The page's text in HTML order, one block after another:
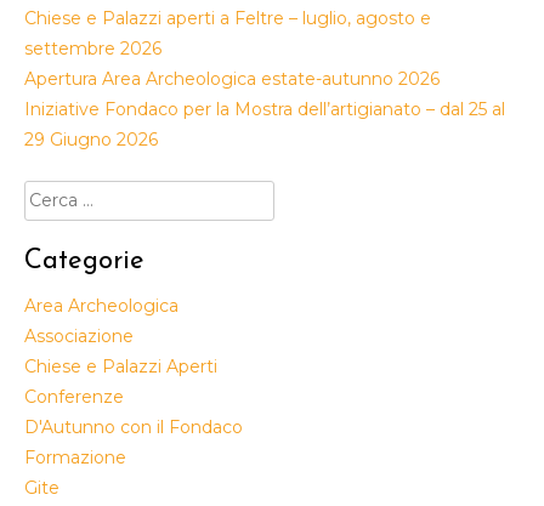
Chiese e Palazzi aperti a Feltre – luglio, agosto e
settembre 2026
Apertura Area Archeologica estate-autunno 2026
Iniziative Fondaco per la Mostra dell’artigianato – dal 25 al
29 Giugno 2026
Ricerca
per:
Categorie
Area Archeologica
Associazione
Chiese e Palazzi Aperti
Conferenze
D'Autunno con il Fondaco
Formazione
Gite